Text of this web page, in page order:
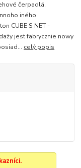
čerpadlá,
iného
CUBE S NET -
jest fabrycznie nowy
celý popis